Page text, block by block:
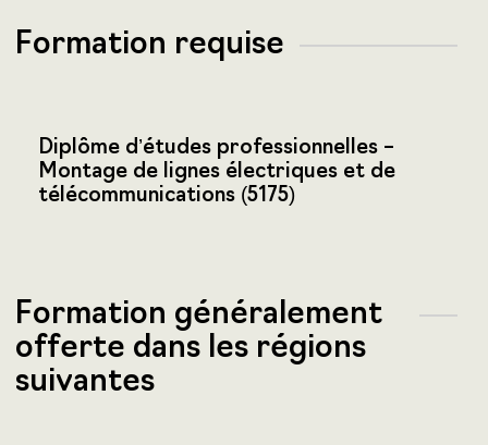
Formation requise
Diplôme d’études professionnelles –
Montage de lignes électriques et de
télécommunications (5175)
Formation généralement
offerte dans les régions
suivantes